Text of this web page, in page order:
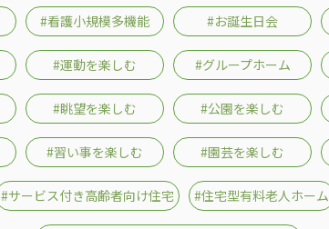
#看護小規模多機能 #お誕生日会
#運動を楽しむ #グループホーム
#眺望を楽しむ #公園を楽しむ
#習い事を楽しむ #園芸を楽しむ
#サービス付き高齢者向け住宅 #住宅型有料老人ホーム